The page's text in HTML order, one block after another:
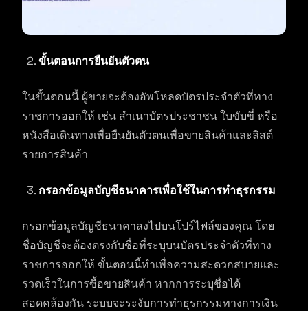
ขั้นตอนการยืนยันตัวตน
ในขั้นตอนนี้ ผู้ขายจะต้องอัพโหลดบัตรประจำตัวที่ทาง
ราชการออกให้ เช่น สำเนาบัตรประชาชน ใบขับขี่ หรือ
หนังสือเดินทางเพื่อยืนยันตัวตนเพื่อขายสินค้าและลิสต์
รายการสินค้า
กรอกข้อมูลบัญชีธนาคารเพื่อใช้ในการทำธุรกรรม
กรอกข้อมูลบัญชีธนาคาลงไปบนโปร์ไฟล์ของคุณ โดย
ชื่อบัญชีจะต้องตรงกับชื่อที่ระบุบนบัตรประจำตัวที่ทาง
ราชการออกให้ ขั้นตอนนี้ทำเพื่อความสะดวกสบายและ
รวดเร็วในการซื้อขายสินค้า หากการระบุชื่อได้
สอดคล้องกัน ระบบจะระงับการทำธุรกรรมทางการเงิน